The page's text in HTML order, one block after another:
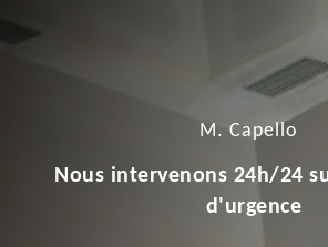
M. Capello
Nous intervenons 24h/24
d'urgence